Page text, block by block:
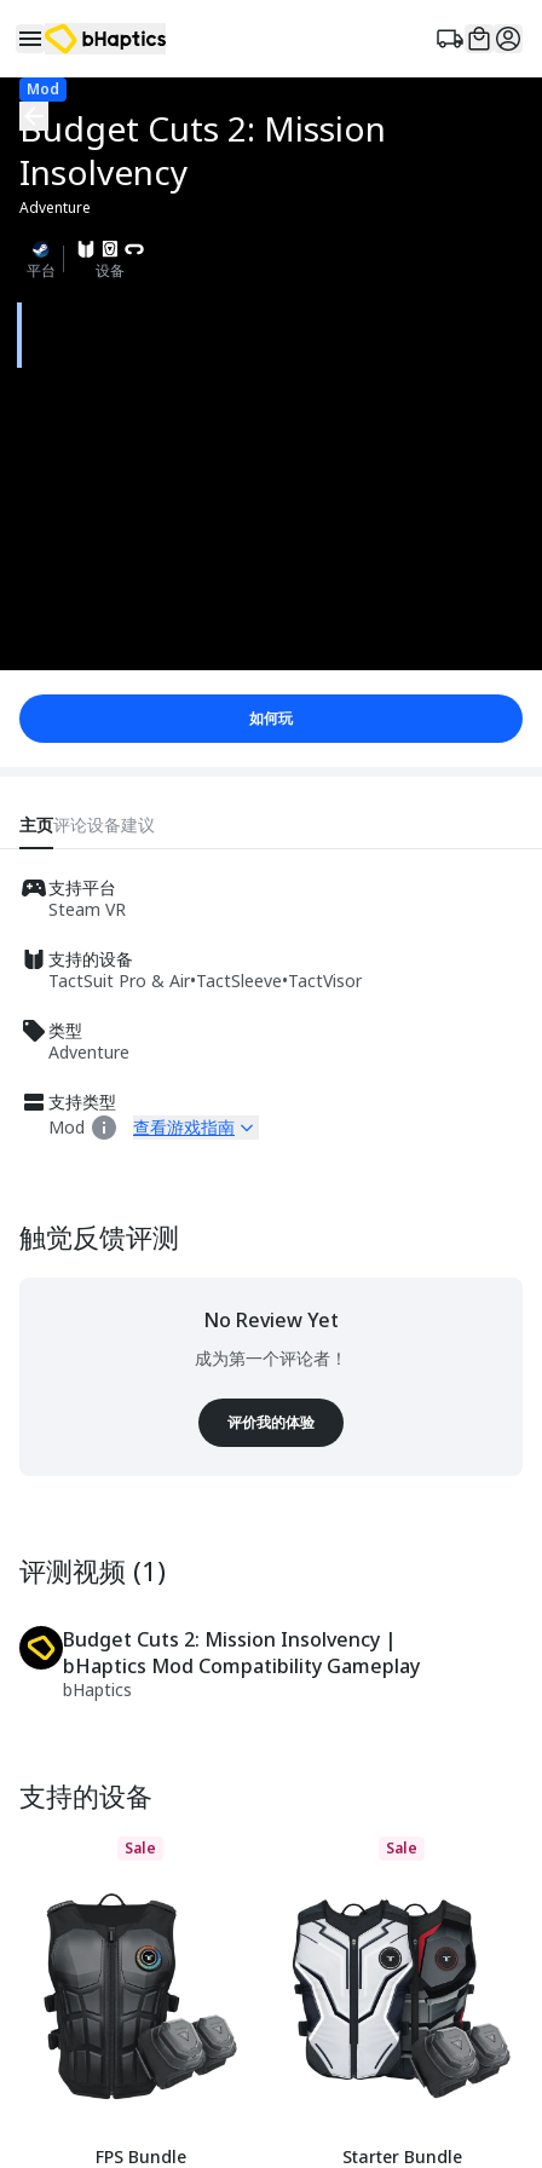
Mod
Budget Cuts 2: Mission
Insolvency
Adventure
平台 设备
如何玩
主页评论设备建议
支持平台
Steam VR
支持的设备
TactSuit Pro & Air•TactSleeve•TactVisor
类型
Adventure
支持类型
Mod
查看游戏指南
触觉反馈评测
No Review Yet
成为第一个评论者！
评价我的体验
评测视频 (1)
Budget Cuts 2: Mission Insolvency |
bHaptics Mod Compatibility Gameplay
bHaptics
支持的设备
Sale
FPS Bundle
Sale
Starter Bundle